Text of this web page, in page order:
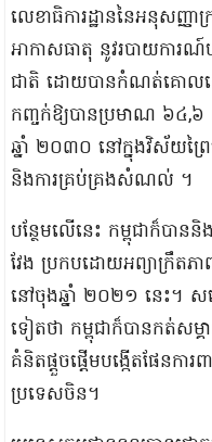
លេខាធិការដ្ឋាននៃអនុសញ្ញ
អាកាសធាតុ នូវរបាយការណ៍
ជាតិ ដោយបានកំណត់គោលដៅ
កញ្ចក់ឱ្យបានប្រមាណ ៦៤,
ឆ្នាំ ២០៣០ នៅក្នុងវិស័យព្
និងការគ្រប់គ្រងសំណល់ ។
បន្ថែមលើនេះ កម្ពុជាក៏បា
វែង ប្រកបដោយអព្យាក្រឹត
នៅចុងឆ្នាំ ២០២១ នេះ។ ស
ទៀតថា កម្ពុជាក៏បានកត់ស
គំនិតផ្តួចផ្តើមបង្កើតផែនកា
ប្រទេសចិន។